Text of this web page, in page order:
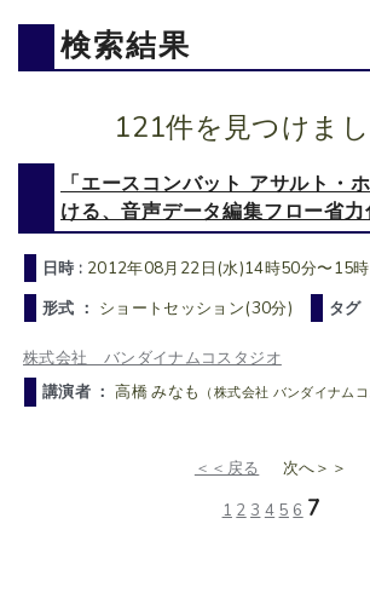
検索結果
121件を見つけまし
「エースコンバット アサルト・
ける、音声データ編集フロー省
日時 : 2012年08月22日(水)14時50分〜15
形式 ： ショートセッション(30分) タグ
株式会社 バンダイナムコスタジオ
講演者 ：高橋 みなも （株式会社 バンダイナムコ
＜＜戻る
次へ＞＞
1 2 3 4 5 6 7